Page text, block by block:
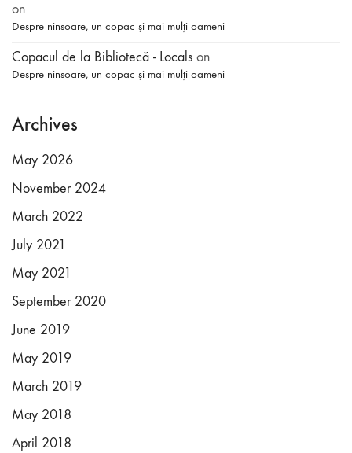
on
Despre ninsoare, un copac și mai mulți oameni
Copacul de la Bibliotecă - Locals on
Despre ninsoare, un copac și mai mulți oameni
Archives
May 2026
November 2024
March 2022
July 2021
May 2021
September 2020
June 2019
May 2019
March 2019
May 2018
April 2018